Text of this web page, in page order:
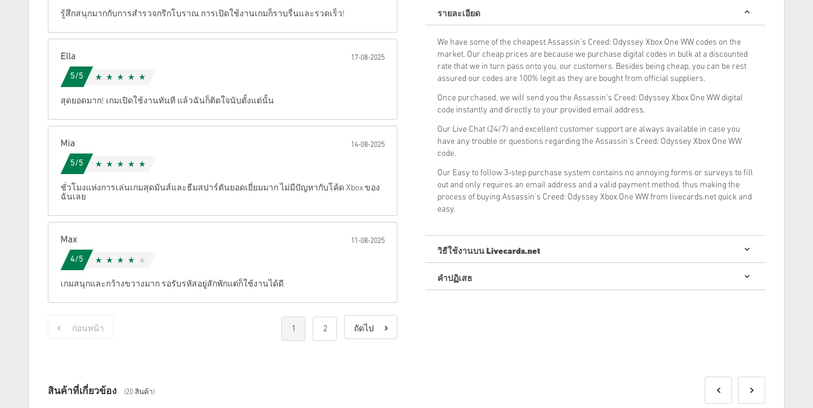
รู้สึกสนุกมากกับการสำรวจกรีกโบราณ การเปิดใช้งานเกมก็ราบรื่นและรวดเร็ว!
Ella 17-08-2025
5/5
สุดยอดมาก! เกมเปิดใช้งานทันที แล้วฉันก็ติดใจนับตั้งแต่นั้น
Mia 14-08-2025
5/5
ชั่วโมงแห่งการเล่นเกมสุดมันส์และธีมสปาร์ตันยอดเยี่ยมมาก ไม่มีปัญหากับโค้ด Xbox ของ
ฉันเลย
Max 11-08-2025
4/5
เกมสนุกและกว้างขวางมาก รอรับรหัสอยู่สักพักแต่ก็ใช้งานได้ดี
ก่อนหน้า 1 2 ถัดไป
รายละเอียด
We have some of the cheapest Assassin's Creed: Odyssey Xbox One WW codes on the
market. Our cheap prices are because we purchase digital codes in bulk at a discounted
rate that we in turn pass onto you, our customers. Besides being cheap, you can be rest
assured our codes are 100% legit as they are bought from official suppliers.
Once purchased, we will send you the Assassin's Creed: Odyssey Xbox One WW digital
code instantly and directly to your provided email address.
Our Live Chat (24/7) and excellent customer support are always available in case you
have any trouble or questions regarding the Assassin's Creed: Odyssey Xbox One WW
code.
Our Easy to follow 3-step purchase system contains no annoying forms or surveys to fill
out and only requires an email address and a valid payment method, thus making the
process of buying Assassin's Creed: Odyssey Xbox One WW from livecards.net quick and
easy.
วิธีใช้งานบน Livecards.net
ใหม่กับ Livecards.net ใช่ไหม? การซื้อโค้ดดิจิทัลนั้นรวดเร็วและง่ายมาก:
คำปฏิเสธ
หากคุณประสบปัญหาในการสั่งซื้อโปรดแจ้งให้เราทราบโดยใช้แบบฟอร์มติดต่อเรา.
สินค้าที่เกี่ยวข้อง (20 สินค้า)